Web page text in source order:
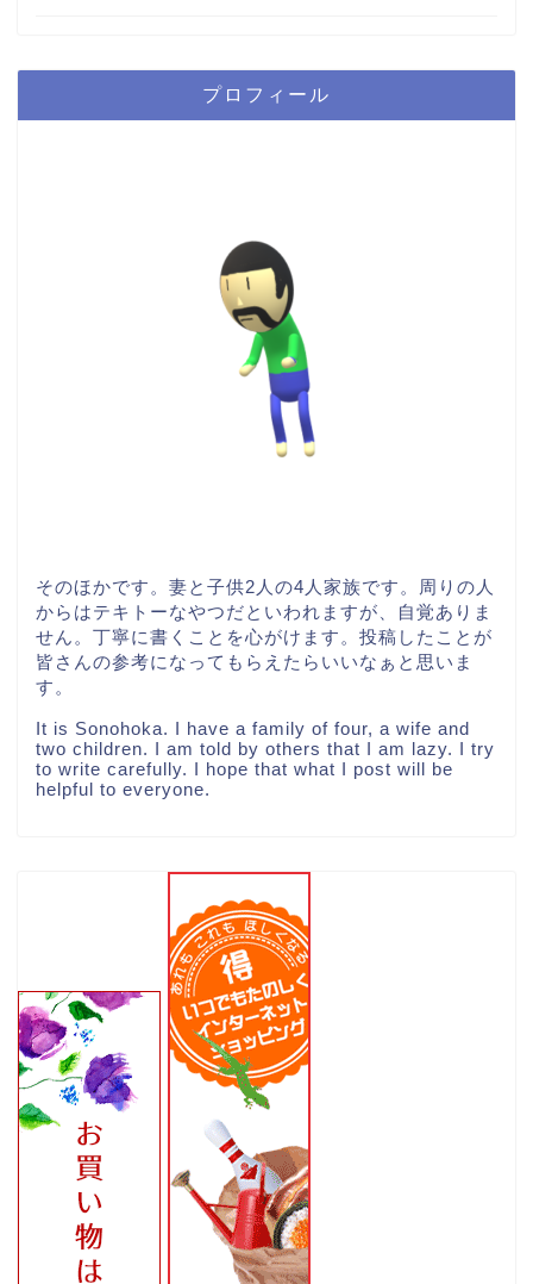
プロフィール
そのほかです。妻と子供2人の4人家族です。周りの人
からはテキトーなやつだといわれますが、自覚ありま
せん。丁寧に書くことを心がけます。投稿したことが
皆さんの参考になってもらえたらいいなぁと思いま
す。
It is Sonohoka. I have a family of four, a wife and
two children. I am told by others that I am lazy. I try
to write carefully. I hope that what I post will be
helpful to everyone.